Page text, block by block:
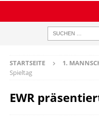
STARTSEITE 1.
Spieltag
EWR